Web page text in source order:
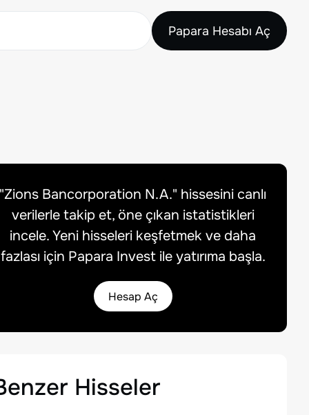
Papara Hesabı Aç
"Zions Bancorporation N.A." hissesini canlı
verilerle takip et, öne çıkan istatistikleri
incele. Yeni hisseleri keşfetmek ve daha
fazlası için Papara Invest ile yatırıma başla.
Hesap Aç
Hisseler